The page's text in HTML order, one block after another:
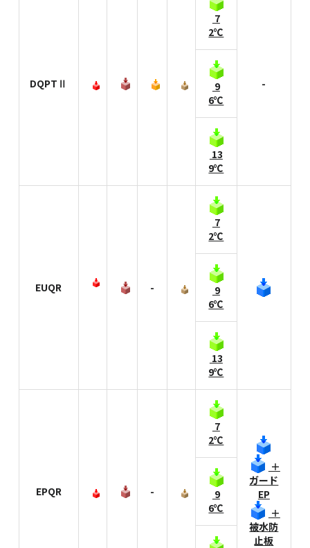
DQPTⅡ
7
2℃
-
9
6℃
13
9℃
EUQR -
7
2℃
9
6℃
13
9℃
EPQR -
7
2℃
＋
ガード
EP
＋
被水防
止板
9
6℃